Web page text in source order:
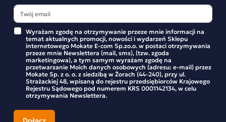
-
Wyrażam zgodę na otrzymywanie przeze mnie informacji na
temat aktualnych promocji, nowości i wydarzeń Sklepu
internetowego Mokate E-com Sp.zo.o. w postaci otrzymywania
przeze mnie Newslettera (mail, sms), (tzw. zgoda
marketingowa), a tym samym wyrażam zgodę na
przetwarzanie Moich danych osobowych (adresu: e-mail) przez
Mokate Sp. z o. o. z siedzibą w Żorach (44-240), przy ul.
Strażackiej 48, wpisaną do rejestru przedsiębiorców Krajowego
Rejestru Sądowego pod numerem KRS 0001142134, w celu
otrzymywania Newslettera.